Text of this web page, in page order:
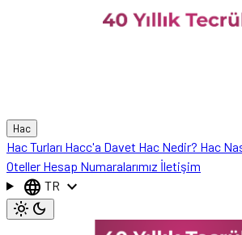
Hac
Hac Turları Hacc'a Davet Hac Nedir? Hac
Oteller Hesap Numaralarımız İletişim
language TR expand_more
light_mode dark_mode